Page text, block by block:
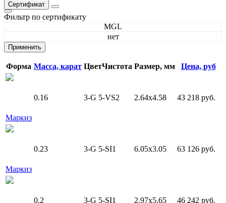
Сертификат
Фильтр по сертификату
MGL
нет
Форма Масса, карат ЦветЧистота Размер, мм Цена, руб
Маркиз
0.16 3-G 5-VS2 2.64x4.58 43 218 руб.
Маркиз
0.23 3-G 5-SI1 6.05x3.05 63 126 руб.
0.2 3-G 5-SI1 2.97x5.65 46 242 руб.